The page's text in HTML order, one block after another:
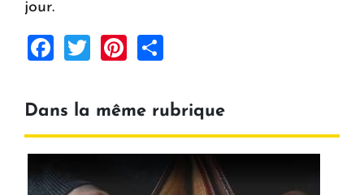
jour.
Facebook
TwitterPinterest
Dans la même rubrique